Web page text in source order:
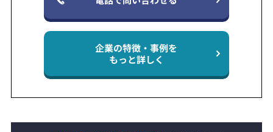
企業の特徴・事例を
もっと詳しく